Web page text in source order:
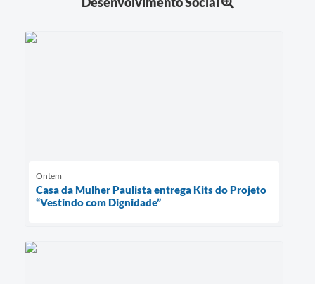
Ontem
Casa da Mulher Paulista entrega Kits do Projeto
“Vestindo com Dignidade”